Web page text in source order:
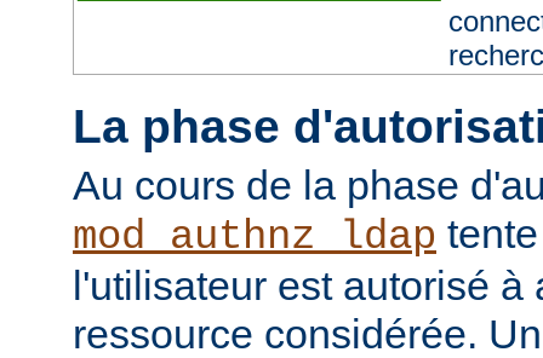
La phase
Au cours de la phase
mod_authnz_ldap
l'utilisateur est autorisé à
ressource considérée.